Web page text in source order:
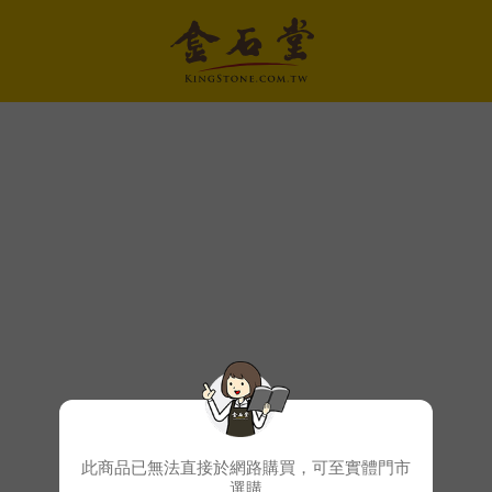
此商品已無法直接於網路購買，可至實體門市
選購